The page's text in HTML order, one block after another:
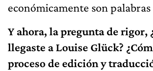
económicamente son palabras
Y ahora, la pregunta de rigor,
llegaste a Louise Glück?
proceso de edición y